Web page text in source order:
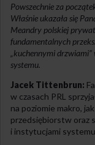
Powszechnie za
Właśnie ukazała się
Meandry polskiej
fundamentalnych
„kuchennymi
systemu.
Jacek Tittenbrun:
w czasach PRL
na poziomie makro,
przedsiębiorstw oraz
i instytucjami